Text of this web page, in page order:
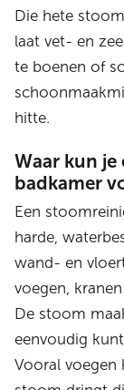
Die hete
laat vet- en
te boenen of
hitte.
Waar kun
badkamer
Een
harde,
wand- en
voegen,
De stoom
eenvoudig
Vooral voegen